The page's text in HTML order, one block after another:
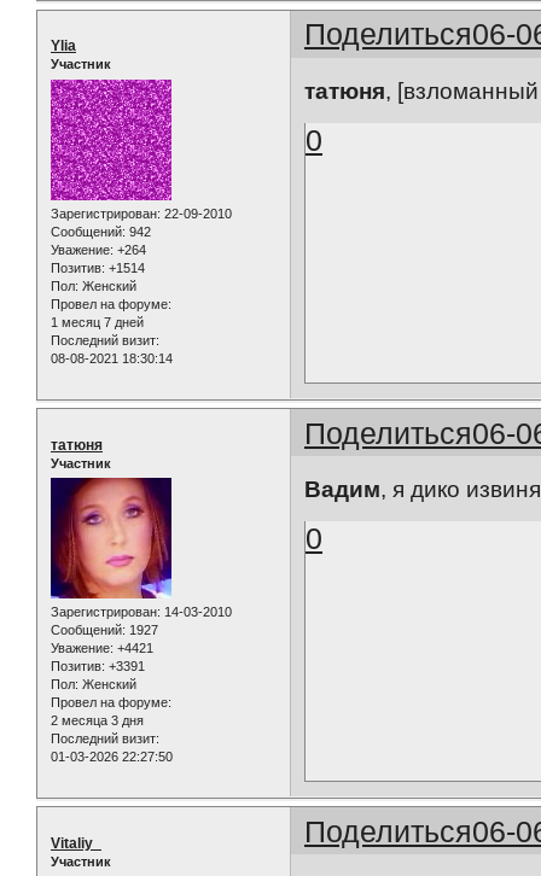
Поделиться06-
Ylia
Участник
Зарегистрирован: 22-09-2010
Сообщений: 942
Уважение: +264
Позитив: +1514
Пол: Женский
Провел на форуме:
1 месяц 7 дней
Последний визит:
08-08-2021 18:30:14
татюня, [взломанный
0
Поделиться06-
татюня
Участник
Зарегистрирован: 14-03-2010
Сообщений: 1927
Уважение: +4421
Позитив: +3391
Пол: Женский
Провел на форуме:
2 месяца 3 дня
Последний визит:
01-03-2026 22:27:50
Вадим, я дико
0
Поделиться06-
Vitaliy_
Участник